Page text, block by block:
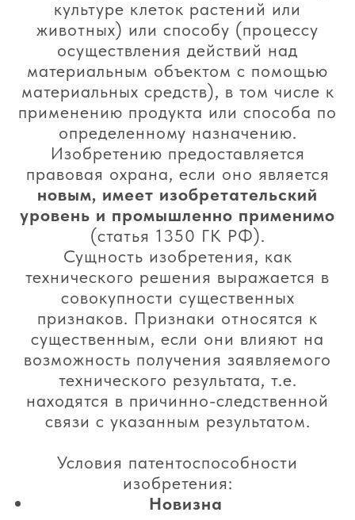
культуре клеток растений или
животных) или способу (процессу
осуществления действий над
материальным объектом с помощью
материальных средств), в том числе к
применению продукта или способа по
определенному назначению.
Изобретению предоставляется
правовая охрана, если оно является
новым, имеет изобретательский
уровень и промышленно применимо
(статья 1350 ГК РФ).
Сущность изобретения, как
технического решения выражается в
совокупности существенных
признаков. Признаки относятся к
существенным, если они влияют на
возможность получения заявляемого
технического результата, т.е.
находятся в причинно-следственной
связи с указанным результатом.
Условия патентоспособности
изобретения:
Новизна